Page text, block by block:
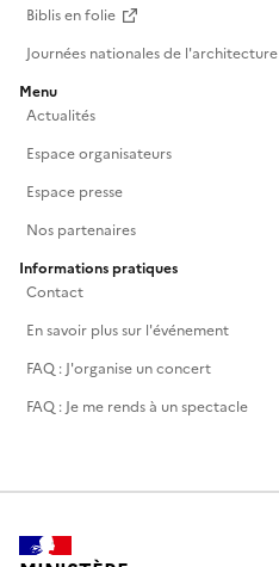
Biblis en folie
Journées nationales de l'architecture
Menu
Actualités
Espace organisateurs
Espace presse
Nos partenaires
Informations pratiques
Contact
En savoir plus sur l'événement
FAQ : J'organise un concert
FAQ : Je me rends à un spectacle